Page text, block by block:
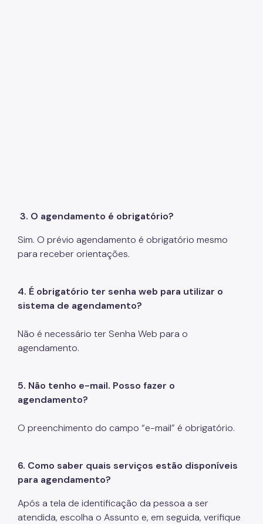
3. O agendamento é obrigatório?
Sim. O prévio agendamento é obrigatório mesmo
para receber orientações.
4. É obrigatório ter senha web para utilizar o
sistema de agendamento?
Não é necessário ter Senha Web para o
agendamento.
5. Não tenho e-mail. Posso fazer o
agendamento?
O preenchimento do campo “e-mail” é obrigatório.
6. Como saber quais serviços estão disponíveis
para agendamento?
Após a tela de identificação da pessoa a ser
atendida, escolha o Assunto e, em seguida, verifique